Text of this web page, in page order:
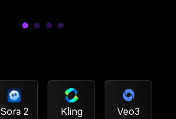
Sora 2 Kling Veo3